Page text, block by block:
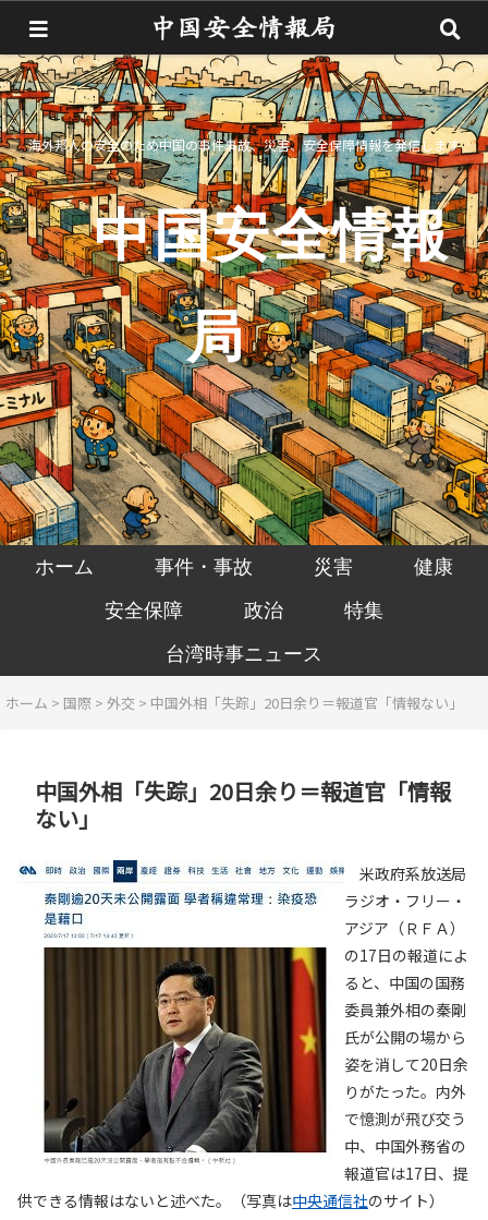
海外邦人の安全のため中国の事件事故、災害、安全保障情報を発信します
中国安全情報
局
ホーム 事件・事故 災害
健康
安全保障
政治
特集
台湾時事ニュース
ホーム > 国際 >外交 > 中国外相「失踪」20日余り＝報道官「情報ない」
中国外相「失踪」20日余り＝報道官「情報
ない」
米政府系放送局
ラジオ・フリー・
アジア（ＲＦＡ）
の17日の報道によ
ると、中国の国務
委員兼外相の秦剛
氏が公開の場から
姿を消して20日余
りがたった。内外
で憶測が飛び交う
中、中国外務省の
報道官は17日、提
供できる情報はないと述べた。（写真は中央通信社のサイト）